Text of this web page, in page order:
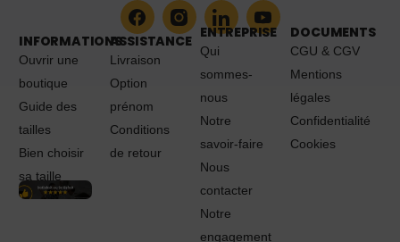
INFORMATIONS
Ouvrir une
boutique
Guide des
tailles
Bien choisir
sa taille
ASSISTANCE
Livraison
Option
prénom
Conditions
de retour
ENTREPRISE
Qui
sommes-
nous
Notre
savoir-faire
Nous
contacter
Notre
engagement
DOCUMENTS
CGU & CGV
Mentions
légales
Confidentialité
Cookies